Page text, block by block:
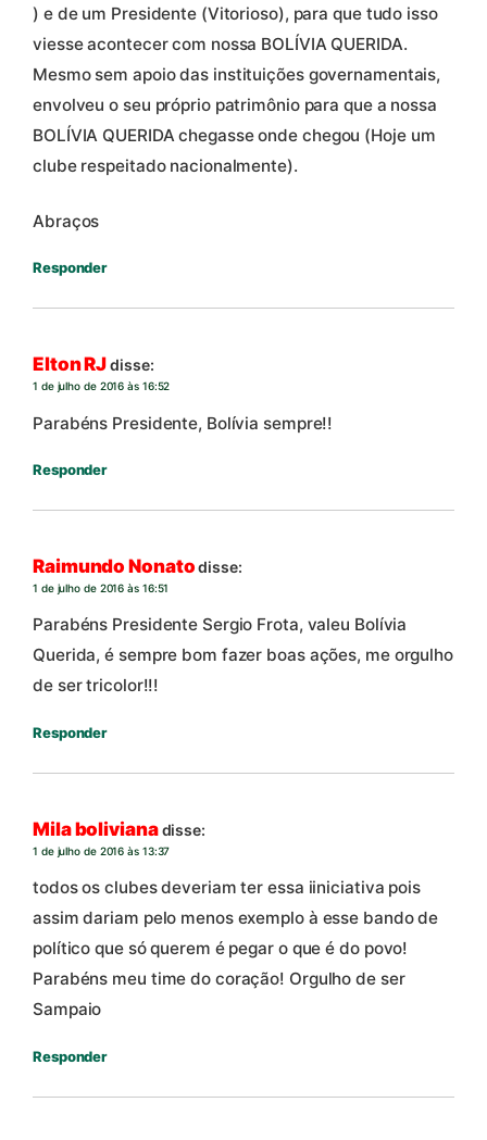
) e de um Presidente (Vitorioso), para que tudo isso
viesse acontecer com nossa BOLÍVIA QUERIDA.
Mesmo sem apoio das instituições governamentais,
envolveu o seu próprio patrimônio para que a nossa
BOLÍVIA QUERIDA chegasse onde chegou (Hoje um
clube respeitado nacionalmente).
Abraços
Responder
Elton RJdisse:
1 de julho de 2016 às 16:52
Parabéns Presidente, Bolívia sempre!!
Responder
Raimundo Nonato disse:
1 de julho de 2016 às 16:51
Parabéns Presidente Sergio Frota, valeu Bolívia
Querida, é sempre bom fazer boas ações, me orgulho
de ser tricolor!!!
Responder
Mila bolivianadisse:
1 de julho de 2016 às 13:37
todos os clubes deveriam ter essa iiniciativa pois
assim dariam pelo menos exemplo à esse bando de
político que só querem é pegar o que é do povo!
Parabéns meu time do coração! Orgulho de ser
Sampaio
Responder